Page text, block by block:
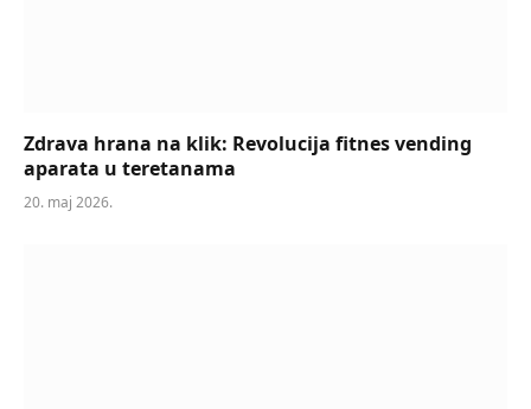
Zdrava hrana na klik: Revolucija fitnes vending
aparata u teretanama
20. maj 2026.